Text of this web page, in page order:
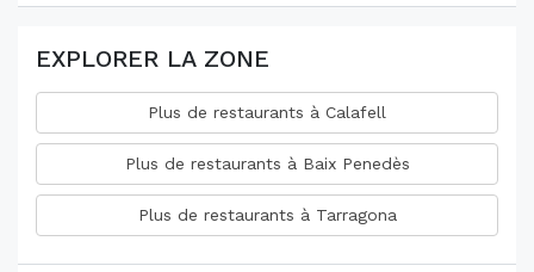
EXPLORER LA ZONE
Plus de restaurants à Calafell
Plus de restaurants à Baix Penedès
Plus de restaurants à Tarragona